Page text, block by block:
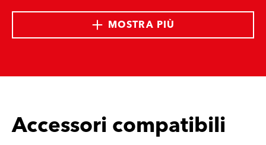
MOSTRA PIÙ
Accessori compatibili